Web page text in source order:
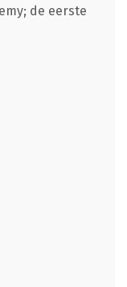
de eerste